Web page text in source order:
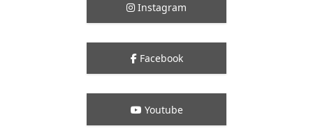
Instagram
Facebook
Youtube